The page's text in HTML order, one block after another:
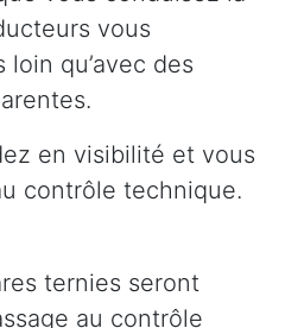
vous
qu’avec des
en visibilité et vous
contrôle technique.
ternies seront
au contrôle